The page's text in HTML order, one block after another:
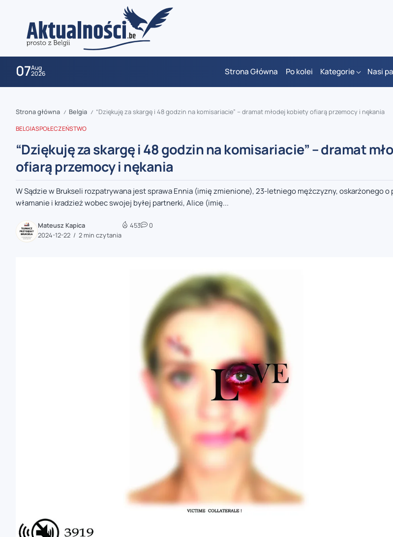
07Aug
2026 Strona Główna Po kolei Kategorie Nasi
zaobserwuj nas
zaobserwuj nas
Strona główna / Belgia / “Dziękuję za skargę i 48 godzin na komisariacie” – dramat młodej kobiety ofiarą przemocy i nękania
BELGIASPOŁECZEŃSTWO
“Dziękuję za skargę i 48 godzin na komisariacie” – dramat
ofiarą przemocy i nękania
W Sądzie w Brukseli rozpatrywana jest sprawa Ennia (imię zmienione), 23-letniego mężczyzny, oskarżonego o
włamanie i kradzież wobec swojej byłej partnerki, Alice (imię...
Mateusz Kapica
2024-12-22
2 min czytania
453 0